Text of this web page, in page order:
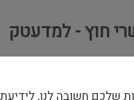
חוץ - למדעטק
שלכם חשובה לנו,